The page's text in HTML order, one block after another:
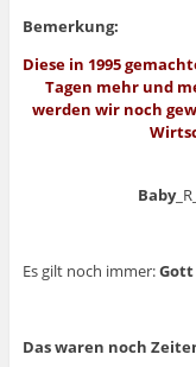
Bemerkung:
Diese in 1995
Tagen mehr und
werden wir noch
Baby
Es gilt noch immer:Gott
Das waren noch